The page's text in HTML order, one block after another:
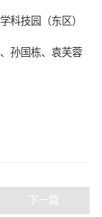
科技园（东区）
孙国栋、袁芙蓉
下一篇